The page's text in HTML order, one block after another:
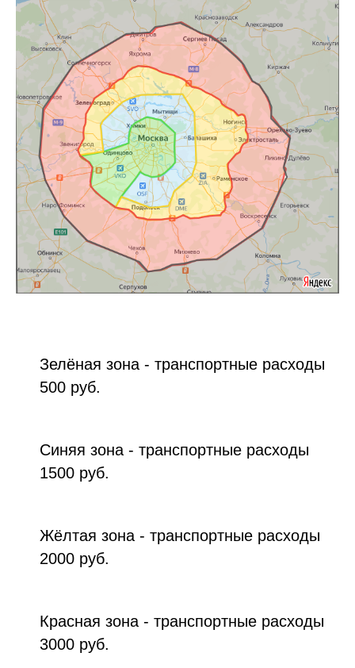
Зелёная зона - транспортные расходы
500 руб.
Синяя зона - транспортные расходы
1500 руб.
Жёлтая зона - транспортные расходы
2000 руб.
Красная зона - транспортные расходы
3000 руб.